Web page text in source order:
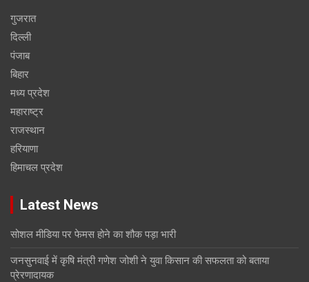
गुजरात
दिल्ली
पंजाब
बिहार
मध्य प्रदेश
महाराष्ट्र
राजस्थान
हरियाणा
हिमाचल प्रदेश
Latest News
सोशल मीडिया पर फेमस होने का शौक पड़ा भारी
जनसुनवाई में कृषि मंत्री गणेश जोशी ने युवा किसान की सफलता को बताया
प्रेरणादायक